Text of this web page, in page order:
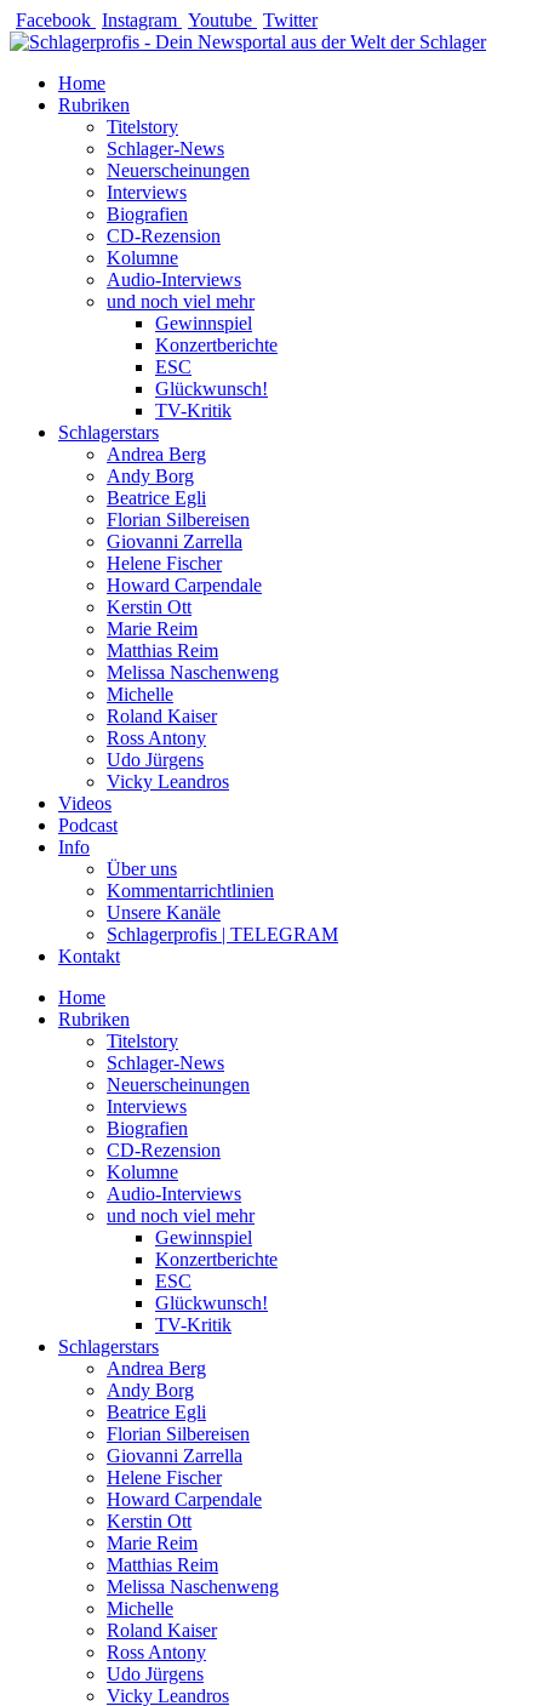
Zum
Inhalt
Facebook Instagram Youtube Twitter
Home
Rubriken
Titelstory
Schlager-News
Neuerscheinungen
Interviews
Biografien
CD-Rezension
Kolumne
Audio-Interviews
und noch viel mehr
Gewinnspiel
Konzertberichte
ESC
Glückwunsch!
TV-Kritik
Schlagerstars
Andrea Berg
Andy Borg
Beatrice Egli
Florian Silbereisen
Giovanni Zarrella
Helene Fischer
Howard Carpendale
Kerstin Ott
Marie Reim
Matthias Reim
Melissa Naschenweng
Michelle
Roland Kaiser
Ross Antony
Udo Jürgens
Vicky Leandros
Videos
Podcast
Info
Über uns
Kommentarrichtlinien
Unsere Kanäle
Schlagerprofis | TELEGRAM
Kontakt
Home
Rubriken
Titelstory
Schlager-News
Neuerscheinungen
Interviews
Biografien
CD-Rezension
Kolumne
Audio-Interviews
und noch viel mehr
Gewinnspiel
Konzertberichte
ESC
Glückwunsch!
TV-Kritik
Schlagerstars
Andrea Berg
Andy Borg
Beatrice Egli
Florian Silbereisen
Giovanni Zarrella
Helene Fischer
Howard Carpendale
Kerstin Ott
Marie Reim
Matthias Reim
Melissa Naschenweng
Michelle
Roland Kaiser
Ross Antony
Udo Jürgens
Vicky Leandros